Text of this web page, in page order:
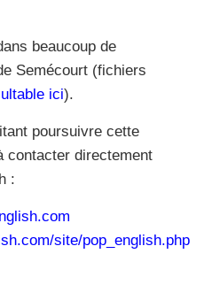
beaucoup de
Semécourt (fichiers
ici).
poursuivre cette
contacter directement
:
site/pop_english.php